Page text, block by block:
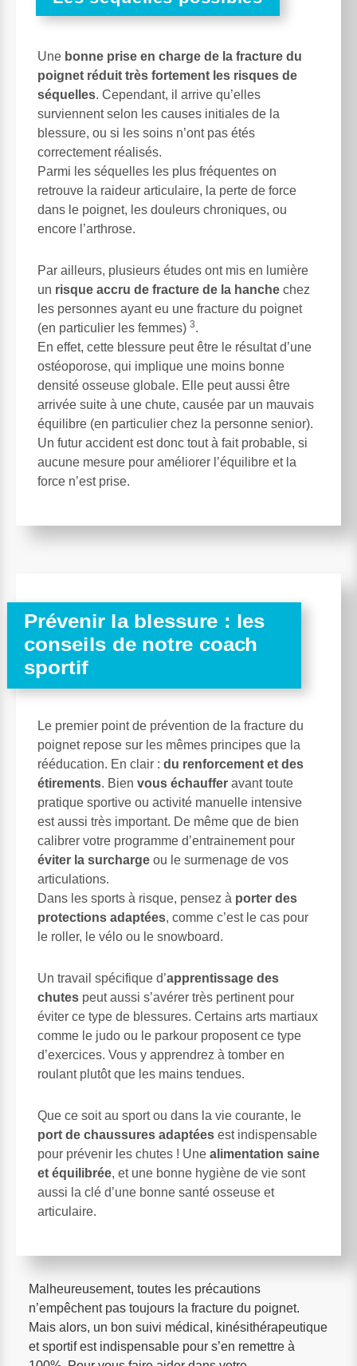
Une bonne prise en charge de la fracture du
poignet réduit très fortement les risques de
séquelles. Cependant, il arrive qu’elles
surviennent selon les causes initiales de la
blessure, ou si les soins n’ont pas étés
correctement réalisés.
Parmi les séquelles les plus fréquentes on
retrouve la raideur articulaire, la perte de force
dans le poignet, les douleurs chroniques, ou
encore l’arthrose.
Par ailleurs, plusieurs études ont mis en lumière
un risque accru de fracture de la hanche chez
les personnes ayant eu une fracture du poignet
(en particulier les femmes) 3.
En effet, cette blessure peut être le résultat d’une
ostéoporose, qui implique une moins bonne
densité osseuse globale. Elle peut aussi être
arrivée suite à une chute, causée par un mauvais
équilibre (en particulier chez la personne senior).
Un futur accident est donc tout à fait probable, si
aucune mesure pour améliorer l’équilibre et la
force n’est prise.
Prévenir la blessure : les
conseils de notre coach
sportif
Le premier point de prévention de la fracture du
poignet repose sur les mêmes principes que la
rééducation. En clair : du renforcement et des
étirements. Bien vous échauffer avant toute
pratique sportive ou activité manuelle intensive
est aussi très important. De même que de bien
calibrer votre programme d’entrainement pour
éviter la surcharge ou le surmenage de vos
articulations.
Dans les sports à risque, pensez à porter des
protections adaptées, comme c’est le cas pour
le roller, le vélo ou le snowboard.
Un travail spécifique d’apprentissage des
chutes peut aussi s’avérer très pertinent pour
éviter ce type de blessures. Certains arts martiaux
comme le judo ou le parkour proposent ce type
d’exercices. Vous y apprendrez à tomber en
roulant plutôt que les mains tendues.
Que ce soit au sport ou dans la vie courante, le
port de chaussures adaptées est indispensable
pour prévenir les chutes ! Une alimentation saine
et équilibrée, et une bonne hygiène de vie sont
aussi la clé d’une bonne santé osseuse et
articulaire.
Malheureusement, toutes les précautions
n’empêchent pas toujours la fracture du poignet.
Mais alors, un bon suivi médical, kinésithérapeutique
et sportif est indispensable pour s’en remettre à